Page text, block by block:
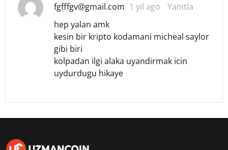
fgfffgv@gmail.com 1 yıl ago
Yanıtla
hep yalan amk
kesin bir kripto kodamani micheal saylor
gibi biri
kolpadan ilgi alaka uyandirmak icin
uydurdugu hikaye